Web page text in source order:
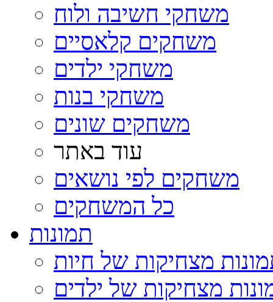
משחקי חשיבה ולוח
משחקים קלאסיים
משחקי ילדים
משחקי בנות
משחקים שונים
עוד באתר
משחקים לפי נושאים
כל המשחקים
תמונות
מצחיקות של חיות
מצחיקות של ילדים